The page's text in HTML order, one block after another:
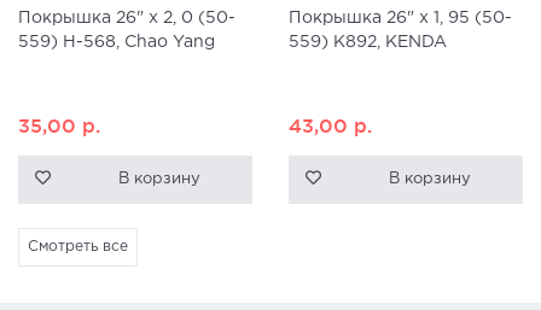
Покрышка 26" x 2, 0 (50-
559) H-568, Chao Yang
35,00 р.
В корзину
Покрышка 26" x 1, 95 (50-
559) K892, KENDA
43,00 р.
В корзину
Смотреть все